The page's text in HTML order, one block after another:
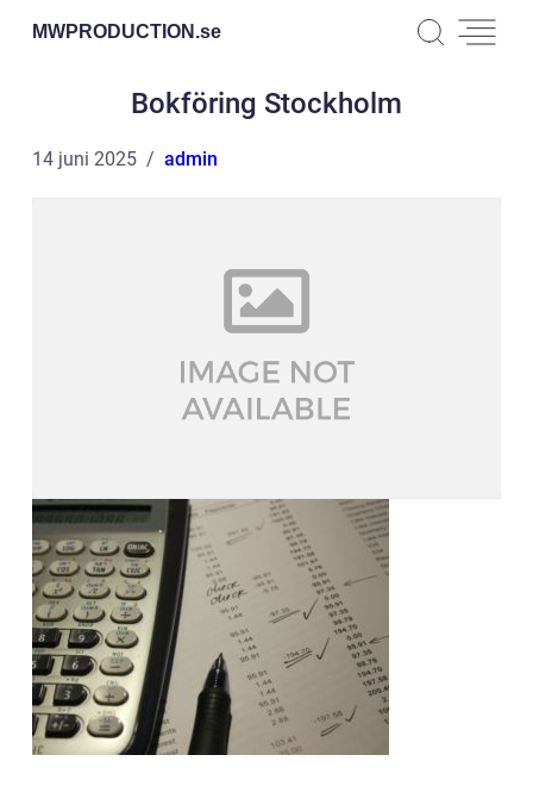
MWPRODUCTION.se
Bokföring Stockholm
14 juni 2025 admin